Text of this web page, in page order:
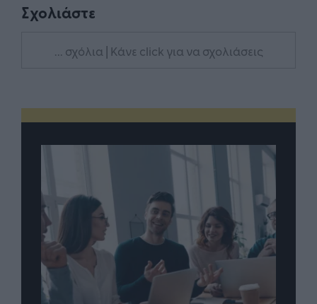
Σχολιάστε
... σχόλια | Κάνε click για να σχολιάσεις